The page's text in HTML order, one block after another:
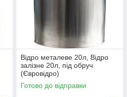
Відро металеве 20л, Відро
залізне 20л, під обруч
(Євровідро)
Готово до відправки